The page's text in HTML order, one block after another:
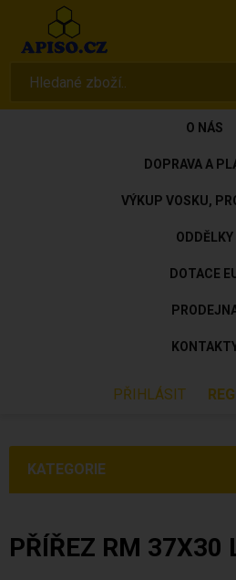
O NÁS
DOPRAVA A
VÝKUP VOSKU,
ODDĚLKY
DOTACE
PŘIHLÁSIT
KATEGORIE
PŘÍŘEZ RM 37X30